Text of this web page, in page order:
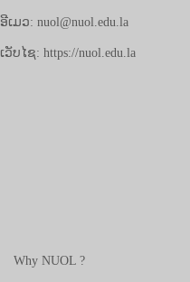
ອີເມວ: nuol@nuol.edu.la
ເວັບໄຊ: https://nuol.edu.la
Why NUOL ?